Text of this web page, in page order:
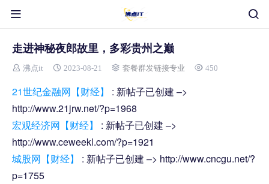
走进神秘夜郎故里，多彩贵州之巅
沸点it 2023-08-21 套餐群发链接专业 450
21世纪金融网【财经】
: 新帖子已创建 –>
http://www.21jrw.net/?p=1968
宏观经济网【财经】
: 新帖子已创建 –>
http://www.ceweekl.com/?p=1921
城股网【财经】
: 新帖子已创建 –> http://www.cncgu.net/?
p=1755